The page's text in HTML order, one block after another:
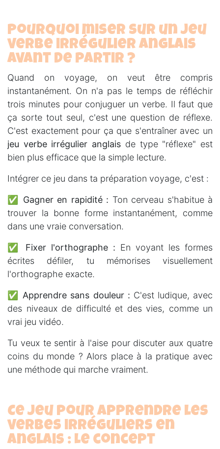
Pourquoi miser sur un jeu
verbe irrégulier anglais
avant de partir ?
Quand on voyage, on veut être compris
instantanément. On n'a pas le temps de réfléchir
trois minutes pour conjuguer un verbe. Il faut que
ça sorte tout seul, c'est une question de réflexe.
C'est exactement pour ça que s'entraîner avec un
jeu verbe irrégulier anglais de type "réflexe" est
bien plus efficace que la simple lecture.
Intégrer ce jeu dans ta préparation voyage, c'est :
✅ Gagner en rapidité : Ton cerveau s'habitue à
trouver la bonne forme instantanément, comme
dans une vraie conversation.
✅ Fixer l'orthographe : En voyant les formes
écrites défiler, tu mémorises visuellement
l'orthographe exacte.
✅ Apprendre sans douleur : C'est ludique, avec
des niveaux de difficulté et des vies, comme un
vrai jeu vidéo.
Tu veux te sentir à l'aise pour discuter aux quatre
coins du monde ? Alors place à la pratique avec
une méthode qui marche vraiment.
Ce jeu pour apprendre les
verbes irréguliers en
anglais : Le concept